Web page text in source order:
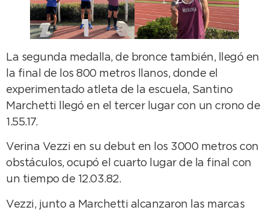
La segunda medalla, de bronce también, llegó en
la final de los 800 metros llanos, donde el
experimentado atleta de la escuela, Santino
Marchetti llegó en el tercer lugar con un crono de
1.55.17.
Verina Vezzi en su debut en los 3000 metros con
obstáculos, ocupó el cuarto lugar de la final con
un tiempo de 12.03.82.
Vezzi, junto a Marchetti alcanzaron las marcas